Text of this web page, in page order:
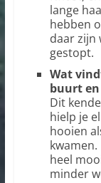
lange
hebben
daar zijn
gestopt.
Wat
buurt en
Dit
hielp je
hooien
heel
minder